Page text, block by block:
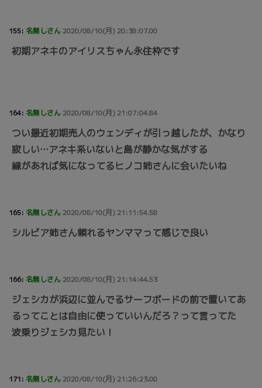
155: 名無しさん2020/08/10(月) 20:38:07.00
初期アネキのアイリスちゃん永住枠です
164: 名無しさん2020/08/10(月) 21:07:04.84
つい最近初期売人のウェンディが引っ越したが、かなり
寂しい…アネキ系いないと島が静かな気がする
縁があれば気になってるヒノコ姉さんに会いたいね
165: 名無しさん2020/08/10(月) 21:11:54.58
シルビア姉さん頼れるヤンママって感じで良い
166: 名無しさん2020/08/10(月) 21:14:44.53
ジェシカが浜辺に並んでるサーフボードの前で置いてあ
るってことは自由に使っていいんだろ？って言ってた
波乗りジェシカ見たい！
171: 名無しさん2020/08/10(月) 21:26:23.00